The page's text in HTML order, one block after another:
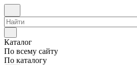
Каталог
По всему сайту
По каталогу